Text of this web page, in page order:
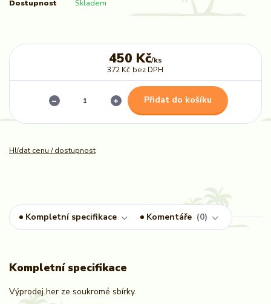
Dostupnost Skladem
450 Kč/ks
372 Kč bez DPH
Přidat do košíku
Hlídat cenu / dostupnost
Kompletní specifikace Komentáře 0
Kompletní specifikace
Výprodej her ze soukromé sbírky.